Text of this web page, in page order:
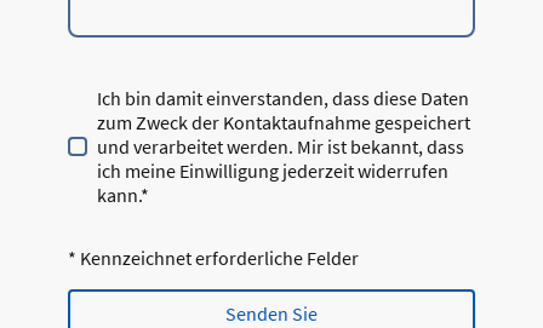
Ich bin damit einverstanden, dass diese Daten
zum Zweck der Kontaktaufnahme gespeichert
und verarbeitet werden. Mir ist bekannt, dass
ich meine Einwilligung jederzeit widerrufen
kann.*
* Kennzeichnet erforderliche Felder
Senden Sie